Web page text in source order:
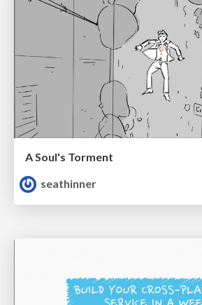
A Soul's Torment
seathinner